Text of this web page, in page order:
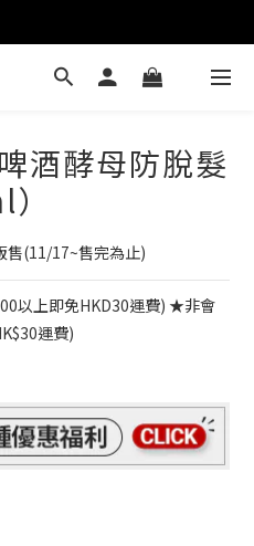
酒酵母防脫髮
售(11/17~售完為止)
以上即免HKD30運費) ★非會
運費)